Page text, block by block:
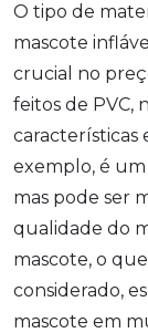
O tipo de
mascote
crucial no
feitos de PVC,
características
exemplo, é
mas pode ser
qualidade do
mascote, o
considerado,
mascote em